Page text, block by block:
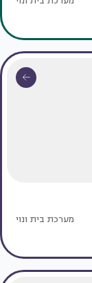
מערכת בית ונוי